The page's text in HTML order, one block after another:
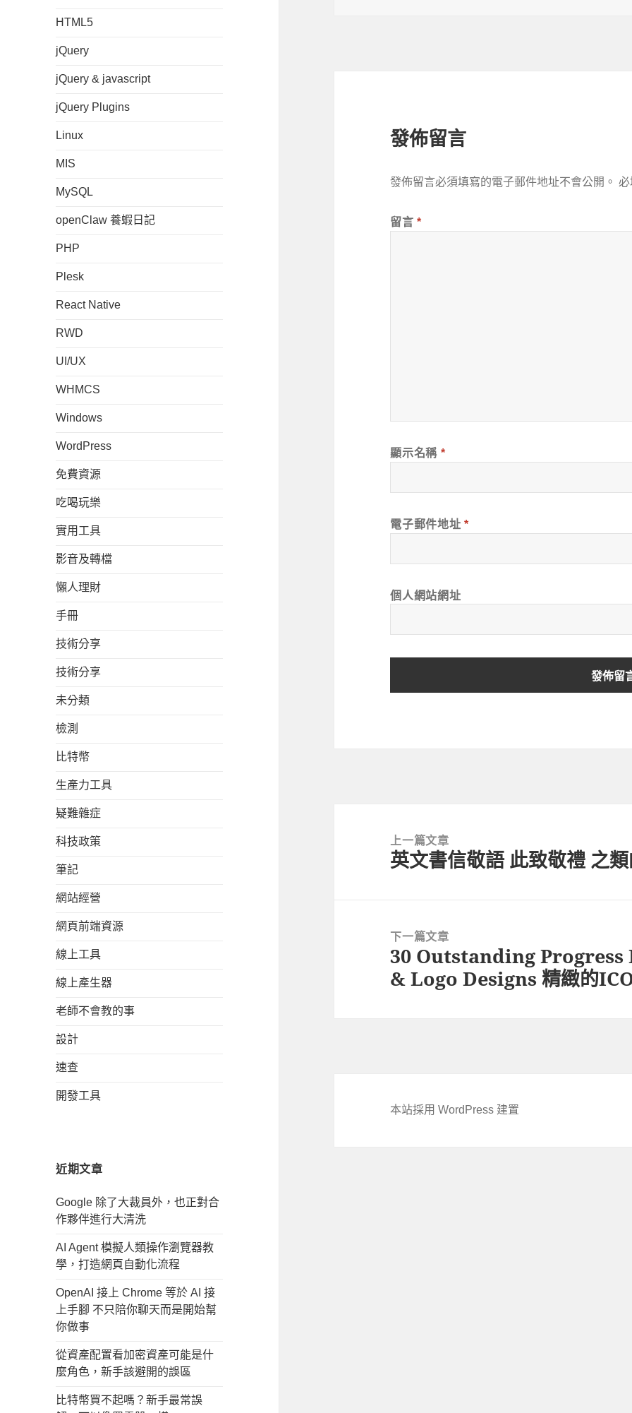
HTML5
jQuery
jQuery & javascript
jQuery Plugins
Linux
MIS
MySQL
openClaw 養蝦日記
PHP
Plesk
React Native
RWD
UI/UX
WHMCS
Windows
WordPress
免費資源
吃喝玩樂
實用工具
影音及轉檔
懶人理財
手冊
技術分享
技術分享
未分類
檢測
比特幣
生產力工具
疑難雜症
科技政策
筆記
網站經營
網頁前端資源
線上工具
線上產生器
老師不會教的事
設計
速查
開發工具
近期文章
Google 除了大裁員外，也正對合
作夥伴進行大清洗
AI Agent 模擬人類操作瀏覽器教
學，打造網頁自動化流程
OpenAI 接上 Chrome 等於 AI 接
上手腳 不只陪你聊天而是開始幫
你做事
從資產配置看加密資產可能是什
麼角色，新手該避開的誤區
比特幣買不起嗎？新手最常誤
發佈留言
發佈留言必須填寫的電子郵件地址不會公開。
留言*
顯示名稱 *
電子郵件地址 *
個人網站網址
上一篇文章
上
章:
英文書信敬語 此致敬禮 之
下一篇文章
下
一
30 Outstanding
& Logo Designs 精緻的
本站採用 WordPress 建置